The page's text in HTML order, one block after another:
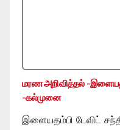
மரண அறிவித்தல் -
-கல்முனை
இளையதம்பி டேவிட்